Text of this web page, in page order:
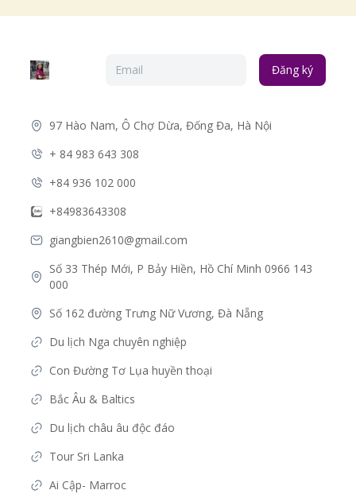
Đăng ký
97 Hào Nam, Ô Chợ Dừa, Đống Đa, Hà Nội
+ 84 983 643 308
+84 936 102 000
+84983643308
giangbien2610@gmail.com
Số 33 Thép Mới, P Bảy Hiền, Hồ Chí Minh 0966 143
000
Số 162 đường Trưng Nữ Vương, Đà Nẵng
Du lịch Nga chuyên nghiệp
Con Đường Tơ Lụa huyền thoại
Bắc Âu & Baltics
Du lịch châu âu độc đáo
Tour Sri Lanka
Ai Cập- Marroc